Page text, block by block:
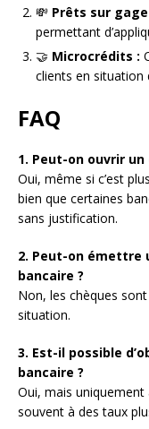
💸 Prêts sur
permettant
🤝 Microcrédits :
clients en situation
FAQ
1. Peut-on ouvrir
Oui, même si c’est
bien que certaines
sans justification.
2. Peut-on émettre
bancaire ?
Non, les chèques
situation.
3. Est-il possible
bancaire ?
Oui, mais uniquement
souvent à des taux